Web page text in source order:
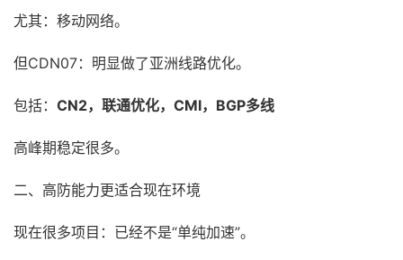
尤其：移动网络。
但CDN07：明显做了亚洲线路优化。
包括： CN2，联通优化，CMI，BGP多线
高峰期稳定很多。
二、高防能力更适合现在环境
现在很多项目：已经不是“单纯加速”。